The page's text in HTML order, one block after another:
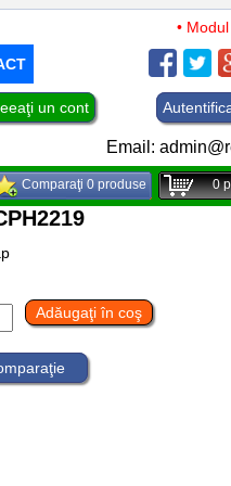
• Modul
un cont
Email:
Comparaţi 0 produse 0
Adăugaţi în coş